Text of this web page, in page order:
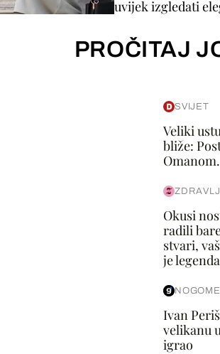
uvijek izgledati
PROČITAJ
SVIJET
Veliki
bliže:
Okusi
radili
stvari,
je
Ivan
velikanu
igrao